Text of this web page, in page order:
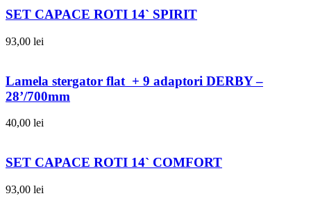
SET CAPACE ROTI 14` SPIRIT
93,00 lei
Lamela stergator flat + 9 adaptori DERBY –
28’/700mm
40,00 lei
SET CAPACE ROTI 14` COMFORT
93,00 lei